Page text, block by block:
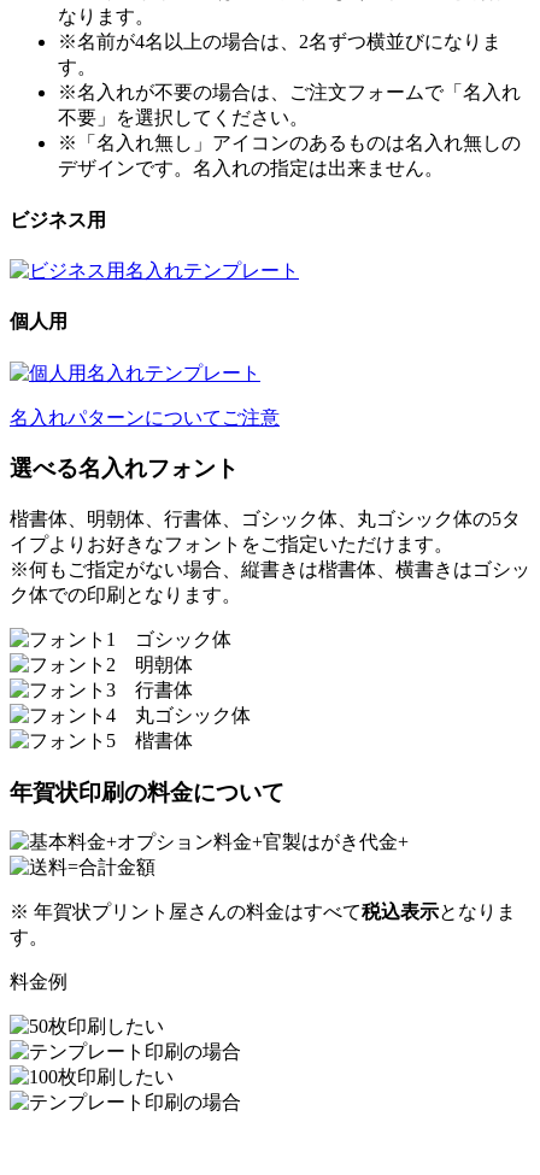
なります。
※名前が4名以上の場合は、2名ずつ横並びになりま
す。
※名入れが不要の場合は、ご注文フォームで「名入れ
不要」を選択してください。
※「名入れ無し」アイコンのあるものは名入れ無しの
デザインです。名入れの指定は出来ません。
ビジネス用
個人用
名入れパターンについてご注意
選べる名入れフォント
楷書体、明朝体、行書体、ゴシック体、丸ゴシック体の5タ
イプよりお好きなフォントをご指定いただけます。
※何もご指定がない場合、縦書きは楷書体、横書きはゴシッ
ク体での印刷となります。
年賀状印刷の料金について
※ 年賀状プリント屋さんの料金はすべて税込表示となりま
す。
料金例